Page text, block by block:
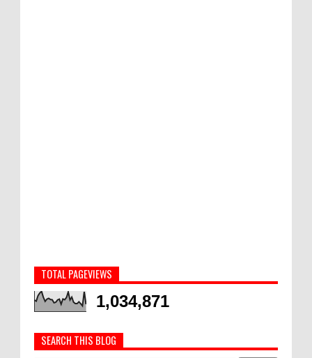
TOTAL PAGEVIEWS
1,034,871
SEARCH THIS BLOG